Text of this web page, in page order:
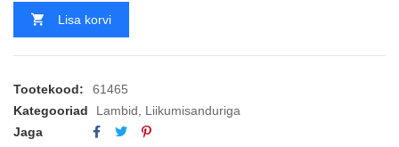
Lisa korvi
Tootekood:
61465
Kategooriad
Lambid
Liikumisanduriga
Jaga